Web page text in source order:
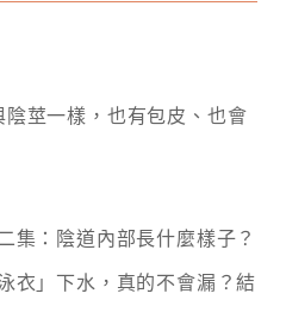
莖一樣，也有包皮、也會
集：陰道內部長什麼樣子？
衣」下水，真的不會漏？結